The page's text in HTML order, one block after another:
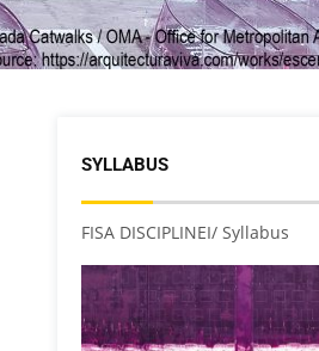
SYLLABUS
FISA DISCIPLINEI/ Syllabus